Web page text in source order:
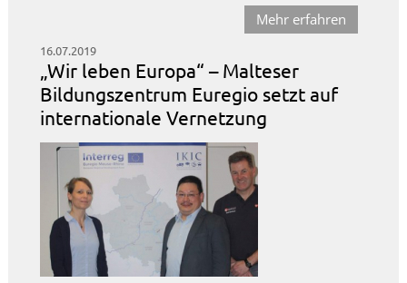
Mehr erfahren
16.07.2019
„Wir leben Europa“ – Malteser
Bildungszentrum Euregio setzt auf
internationale Vernetzung